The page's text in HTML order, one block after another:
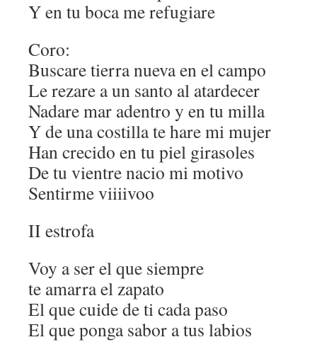
Y en tu boca me refugiare
Coro:
Buscare tierra nueva en el campo
Le rezare a un santo al atardecer
Nadare mar adentro y en tu milla
Y de una costilla te hare mi mujer
Han crecido en tu piel girasoles
De tu vientre nacio mi motivo
Sentirme viiiivoo
II estrofa
Voy a ser el que siempre
te amarra el zapato
El que cuide de ti cada paso
El que ponga sabor a tus labios